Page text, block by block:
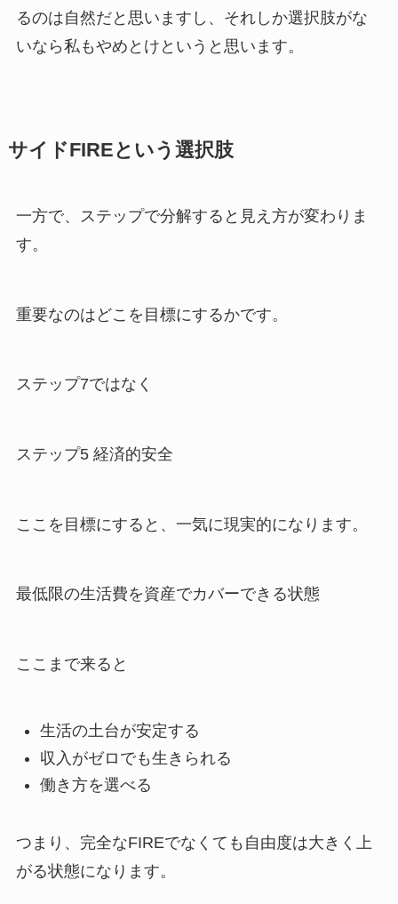
るのは自然だと思いますし、それしか選択肢がな
いなら私もやめとけというと思います。
サイドFIREという選択肢
一方で、ステップで分解すると見え方が変わりま
す。
重要なのはどこを目標にするかです。
ステップ7ではなく
ステップ5 経済的安全
ここを目標にすると、一気に現実的になります。
最低限の生活費を資産でカバーできる状態
ここまで来ると
生活の土台が安定する
収入がゼロでも生きられる
働き方を選べる
つまり、完全なFIREでなくても自由度は大きく上
がる状態になります。